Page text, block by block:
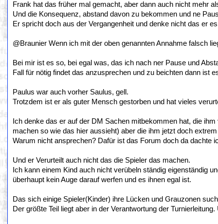
Frank hat das früher mal gemacht, aber dann auch nicht mehr
Und die Konsequenz, abstand davon zu bekommen und ne
Er spricht doch aus der Vergangenheit und denke nicht das er
@Braunier Wenn ich mit der oben genannten Annahme falsch
Bei mir ist es so, bei egal was, das ich nach ner Pause und
Fall für nötig findet das anzusprechen und zu beichten dann ist
Paulus war auch vorher Saulus, gell.
Trotzdem ist er als guter Mensch gestorben und hat vieles
Ich denke das er auf der DM Sachen mitbekommen hat, die
machen so wie das hier aussieht) aber die ihm jetzt doch
Warum nicht ansprechen? Dafür ist das Forum doch da dachte
Und er Verurteilt auch nicht das die Spieler das machen.
Ich kann einem Kind auch nicht verübeln ständig eigenständig
überhaupt kein Auge darauf werfen und es ihnen egal ist.
Das sich einige Spieler(Kinder) ihre Lücken und Grauzonen
Der größte Teil liegt aber in der Verantwortung der